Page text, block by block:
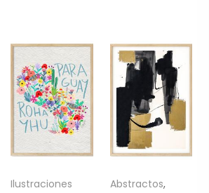
Ilustraciones
Abstractos,